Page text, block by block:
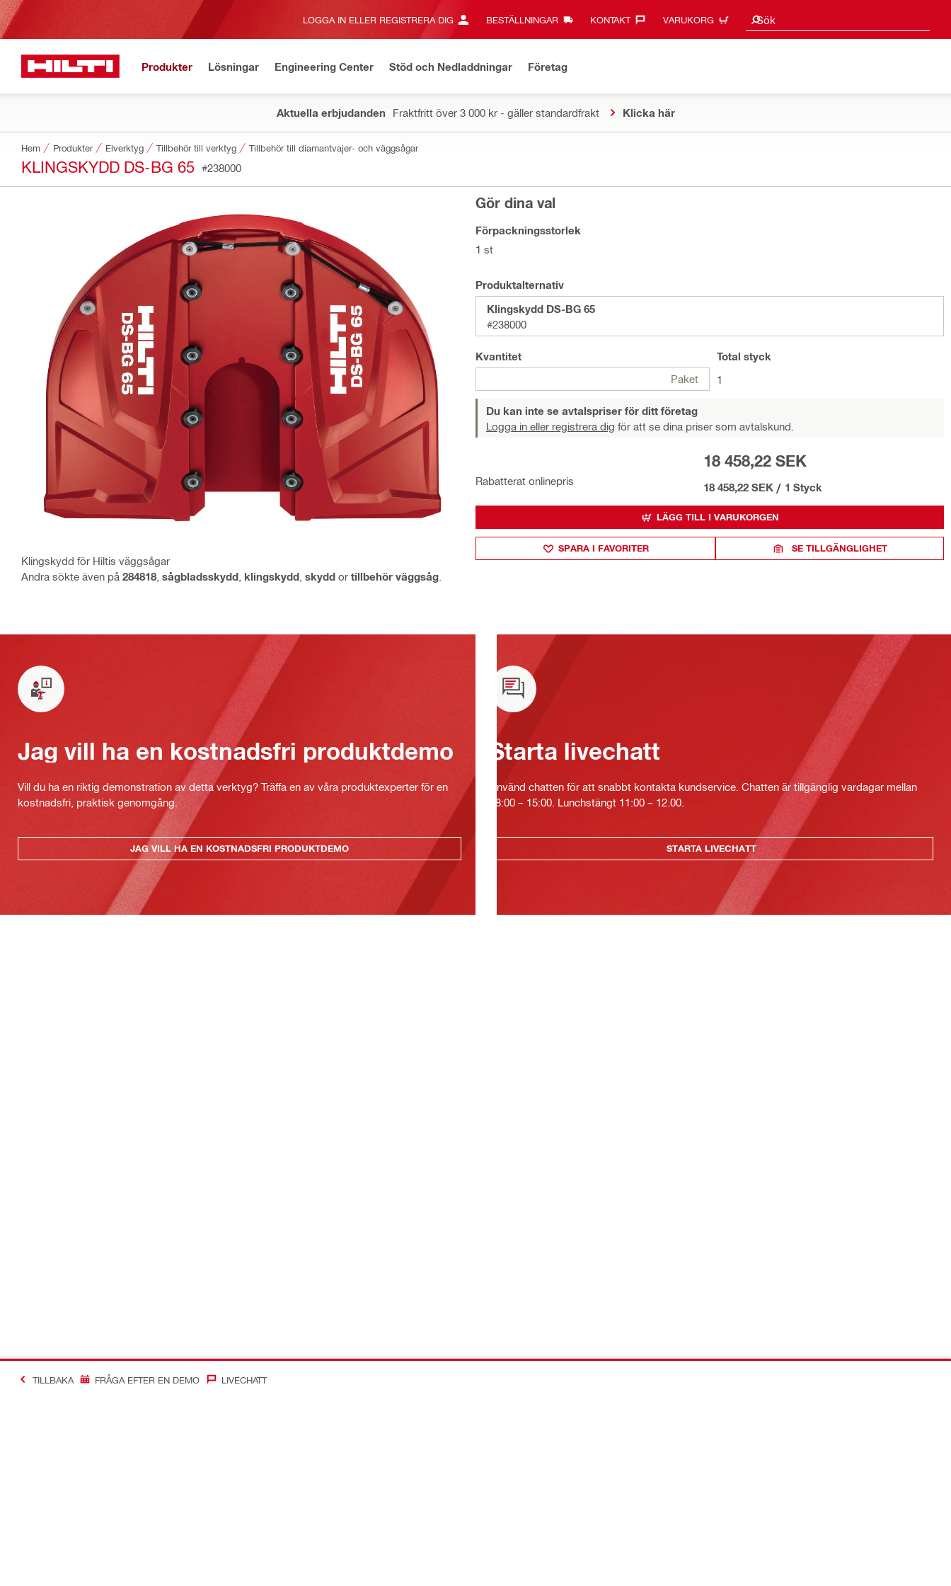
LOGGA IN ELLER REGISTRERA DIG BESTÄLLNINGAR KONTAKT‎ VARUKORG Sök
Sökförslag
Produkter Lösningar Engineering Center Stöd och Nedladdningar Företag
Aktuella erbjudanden Fraktfritt över 3 000 kr - gäller standardfrakt Klicka här
Hem Produkter Elverktyg Tillbehör till verktyg Tillbehör till diamantvajer- och väggsågar
KLINGSKYDD DS-BG 65 #238000
Klingskydd för Hiltis väggsågar
Andra sökte även på 284818 sågbladsskydd klingskydd skydd or tillbehör väggsåg
Gör dina val
Förpackningsstorlek
1 st
Produktalternativ
Klingskydd DS-BG 65
#238000
Kvantitet
Paket
Total styck
1
Du kan inte se avtalspriser för ditt företag
Logga in eller registrera dig för att se dina priser som avtalskund.
Rabatterat onlinepris
18 458,22 SEK
18 458,22 SEK / 1 Styck
LÄGG TILL I VARUKORGEN
SPARA I FAVORITER SE TILLGÄNGLIGHET
Jag vill ha en kostnadsfri produktdemo
Vill du ha en riktig demonstration av detta verktyg? Träffa en av våra produktexperter för en
kostnadsfri, praktisk genomgång.
JAG VILL HA EN KOSTNADSFRI PRODUKTDEMO
Starta livechatt
Använd chatten för att snabbt kontakta kundservice. Chatten är tillgänglig vardagar mellan
08:00 – 15:00. Lunchstängt 11:00 – 12.00.
STARTA LIVECHATT
TILLBAKA FRÅGA EFTER EN DEMO LIVECHATT